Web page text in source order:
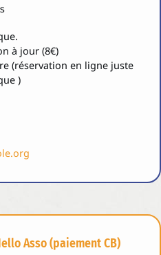
à jour (8€)
(réservation en ligne juste
)
Asso (paiement CB)